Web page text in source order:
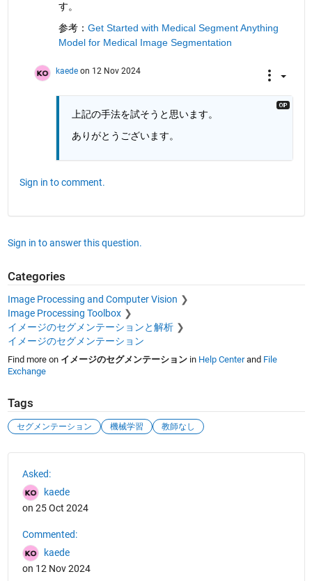
す。
参考： Get Started with Medical Segment Anything
Model for Medical Image Segmentation
kaede on 12 Nov 2024
上記の手法を試そうと思います。
ありがとうございます。
Sign in to comment.
Sign in to answer this question.
Categories
Image Processing and Computer Vision
Image Processing Toolbox
イメージのセグメンテーションと解析
イメージのセグメンテーション
Find more on イメージのセグメンテーションin Help Centerand File
Exchange
Tags
セグメンテーション 機械学習 教師なし
Asked:
kaede
on 25 Oct 2024
Commented:
kaede
on 12 Nov 2024